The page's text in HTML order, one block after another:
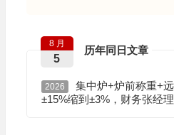
历年同日文章
8 月
5
2026
集中炉+炉前称重+
±15%缩到±3%，财务张经